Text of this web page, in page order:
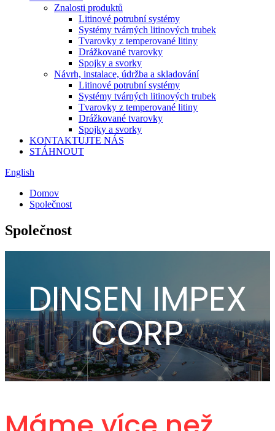
Znalosti produktů
Litinové potrubní systémy
Systémy tvárných litinových trubek
Tvarovky z temperované litiny
Drážkované tvarovky
Spojky a svorky
Návrh, instalace, údržba a skladování
Litinové potrubní systémy
Systémy tvárných litinových trubek
Tvarovky z temperované litiny
Drážkované tvarovky
Spojky a svorky
KONTAKTUJTE NÁS
STÁHNOUT
English
Domov
Společnost
Společnost
DINSEN IMPEX
CORP